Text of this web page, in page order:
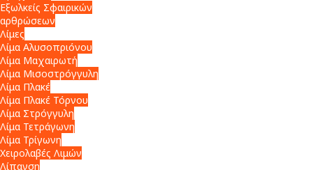
Εξωλκείς Σφαιρικών
αρθρώσεων
Λίμες
Λίμα Αλυσοπριόνου
Λίμα Μαχαιρωτή
Λίμα Μισοστρόγγυλη
Λίμα Πλακέ
Λίμα Πλακέ Τόρνου
Λίμα Στρόγγυλη
Λίμα Τετράγωνη
Λίμα Τρίγωνη
Χειρολαβές Λιμών
Λίπανση